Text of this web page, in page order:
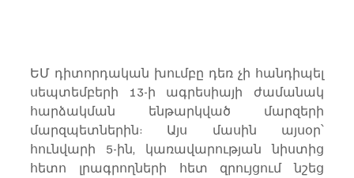
ԵՄ դիտորդական խումբը դեռ չի հանդիպել
սեպտեմբերի 13-ի ագրեսիայի ժամանակ
հարձակման ենթարկված մարզերի
մարզպետներին: Այս մասին այսօր՝
հունվարի 5-ին, կառավարության նիստից
հետո լրագրողների հետ զրույցում նշեց